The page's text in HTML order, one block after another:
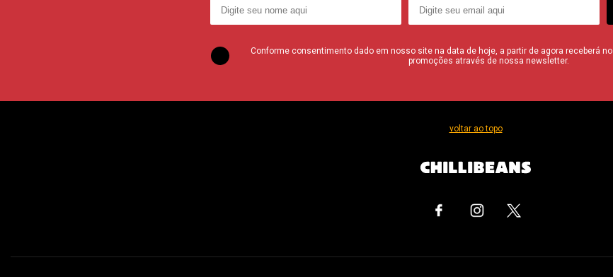
Conforme consentimento dado em nosso site na data de hoje, a partir de agora receberá
promoções através de nossa newsletter.
voltar ao topo